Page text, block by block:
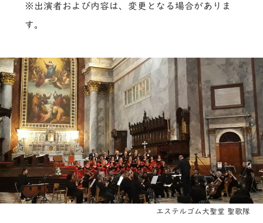
※出演者および内容は、変更となる場合がありま
す。
エステルゴム大聖堂 聖歌隊